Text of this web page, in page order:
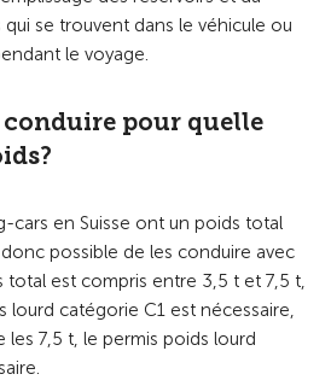
se trouvent dans le véhicule ou
le voyage.
conduire pour quelle
cars en Suisse ont un poids total
possible de les conduire avec
total est compris entre 3,5 t et 7,5 t,
lourd catégorie C1 est nécessaire,
les 7,5 t, le permis poids lourd